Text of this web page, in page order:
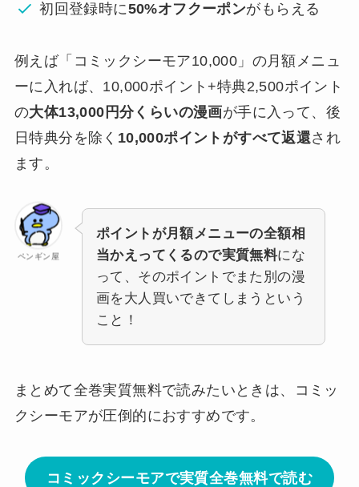
初回登録時に50%オフクーポンがもらえる
例えば「コミックシーモア10,000」の月額メニュ
ーに入れば、10,000ポイント+特典2,500ポイント
の大体13,000円分くらいの漫画が手に入って、後
日特典分を除く 10,000ポイントがすべて返還され
ます。
ペンギン屋
ポイントが月額メニューの全額相
当かえってくるので実質無料にな
って、そのポイントでまた別の漫
画を大人買いできてしまうという
こと！
まとめて全巻実質無料で読みたいときは、コミッ
クシーモアが圧倒的におすすめです。
コミックシーモアで実質全巻無料で読む